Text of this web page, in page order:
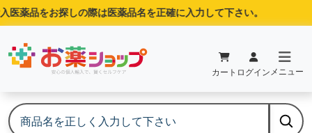
薬品をお探しの際は医薬品名を正確に入力して下さい。
カート ログイン メニュー